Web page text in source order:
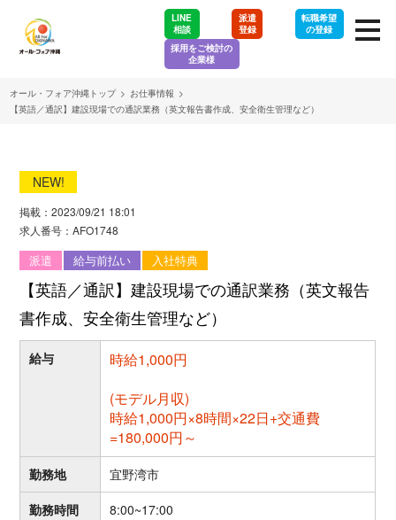
LINE
相談
派遣
登録
転職希望
の登録
採用をご検討の
企業様
オール・フォア沖縄トップ > お仕事情報 >
【英語／通訳】建設現場での通訳業務（英文報告書作成、安全衛生管理など）
NEW!
掲載：2023/09/21 18:01
求人番号：AFO1748
派遣 給与前払い 入社特典
【英語／通訳】建設現場での通訳業務（英文報告
書作成、安全衛生管理など）
給与
時給1,000円
(モデル月収)
時給1,000円×8時間×22日+交通費
=180,000円～
勤務地
宜野湾市
勤務時間
8:00~17:00